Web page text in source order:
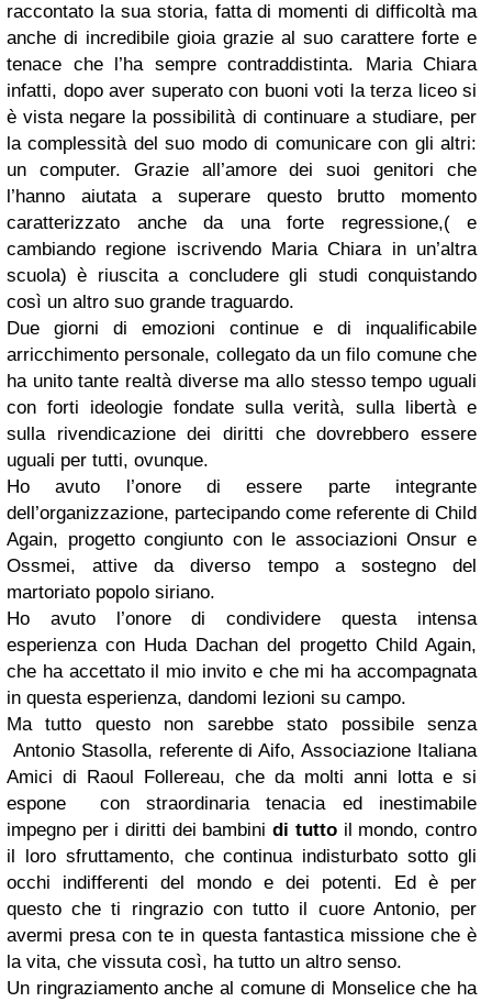
raccontato la sua storia, fatta di momenti di difficoltà ma
anche di incredibile gioia grazie al suo carattere forte e
tenace che l’ha sempre contraddistinta. Maria Chiara
infatti, dopo aver superato con buoni voti la terza liceo si
è vista negare la possibilità di continuare a studiare, per
la complessità del suo modo di comunicare con gli altri:
un computer. Grazie all’amore dei suoi genitori che
l’hanno aiutata a superare questo brutto momento
caratterizzato anche da una forte regressione,( e
cambiando regione iscrivendo Maria Chiara in un’altra
scuola) è riuscita a concludere gli studi conquistando
così un altro suo grande traguardo.
Due giorni di emozioni continue e di inqualificabile
arricchimento personale, collegato da un filo comune che
ha unito tante realtà diverse ma allo stesso tempo uguali
con forti ideologie fondate sulla verità, sulla libertà e
sulla rivendicazione dei diritti che dovrebbero essere
uguali per tutti, ovunque.
Ho avuto l’onore di essere parte integrante
dell’organizzazione, partecipando come referente di Child
Again, progetto congiunto con le associazioni Onsur e
Ossmei, attive da diverso tempo a sostegno del
martoriato popolo siriano.
Ho avuto l’onore di condividere questa intensa
esperienza con Huda Dachan del progetto Child Again,
che ha accettato il mio invito e che mi ha accompagnata
in questa esperienza, dandomi lezioni su campo.
Ma tutto questo non sarebbe stato possibile senza
Antonio Stasolla, referente di Aifo, Associazione Italiana
Amici di Raoul Follereau, che da molti anni lotta e si
espone con straordinaria tenacia ed inestimabile
impegno per i diritti dei bambinidi tuttoil mondo, contro
il loro sfruttamento, che continua indisturbato sotto gli
occhi indifferenti del mondo e dei potenti. Ed è per
questo che ti ringrazio con tutto il cuore Antonio, per
avermi presa con te in questa fantastica missione che è
la vita, che vissuta così, ha tutto un altro senso.
Un ringraziamento anche al comune di Monselice che ha